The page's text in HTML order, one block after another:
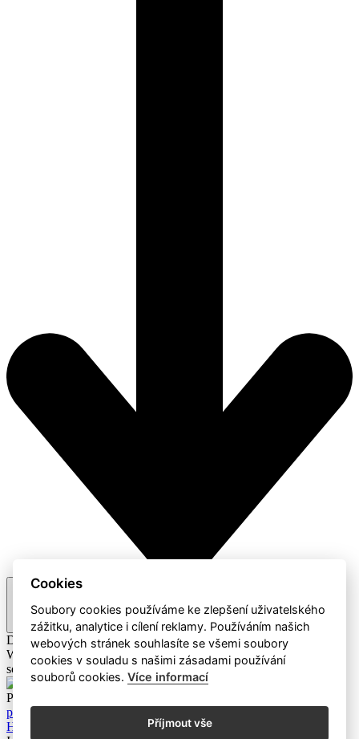
Doporučené
DoporučenéA-Z / Z-A Cena
Webaz
Profesionální dodavatel čisticích prostředků a hotelového
sortimentu
Produkty
program
Hotelový sortiment
Dávkovací systémy Úklidové stroje
Cookies
Soubory cookies používáme ke zlepšení uživatelského
zážitku, analytice i cílení reklamy. Používáním našich
webových stránek souhlasíte se všemi soubory
cookies v souladu s našimi zásadami používání
souborů cookies.Více informací
Příjmout vše